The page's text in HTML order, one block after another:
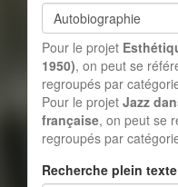
Pour le projet
1950), on peut se
regroupés par
Pour le projet Jazz
française, on peut se
regroupés par
Recherche plein texte